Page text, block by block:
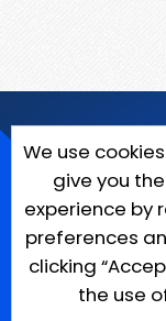
We use
give you
experience by
preferences
clicking
the use